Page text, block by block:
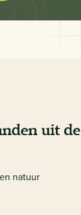
uit de
natuur